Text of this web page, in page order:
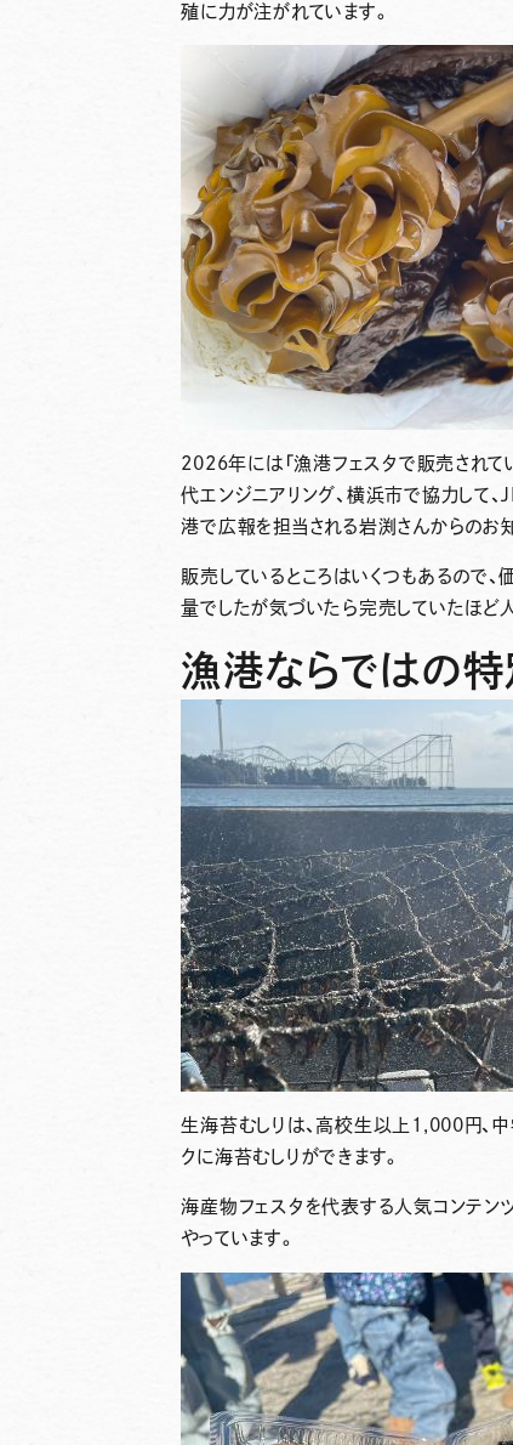
殖に力が注がれています。
2026年には「漁港フェスタで販売され
代エンジニアリング、横浜市で協力して
港で広報を担当される岩渕さんからのお
販売しているところはいくつもあるので
量でしたが気づいたら完売していたほど
漁港ならではの特
生海苔むしりは、高校生以上1,000円、
クに海苔むしりができます。
海産物フェスタを代表する人気コンテン
やっています。